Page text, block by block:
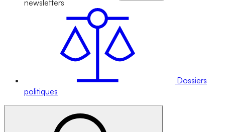
newsletters
Dossiers
politiques